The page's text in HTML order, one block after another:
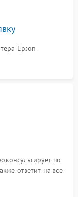
Epson
по
ответит на все